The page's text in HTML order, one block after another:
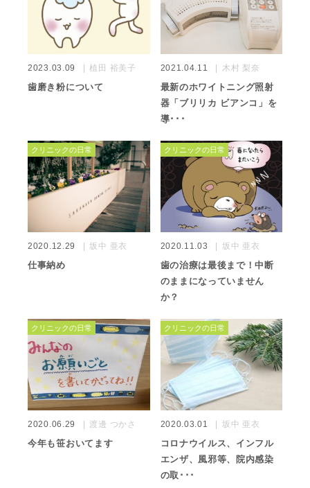
2023.03.09 植田 裕美子
歯磨き粉について
2021.04.11 木村 梨奈
最新のホワイトニング照射
器「ブリリカ ビアンコ」を
導･･･
クリニックの日常
2020.12.29 坂中 亜衣
仕事納め
クリニックの日常
2020.11.03 坂中 亜衣
歯の治療は最後まで！中断
のままになっていません
か？
クリニックの日常
2020.06.29 渡邊 つかさ
今年も笹おいてます
クリニックの日常
2020.03.01 坂中 亜衣
コロナウイルス、インフル
エンザ、風邪等、院内感染
の取･･･